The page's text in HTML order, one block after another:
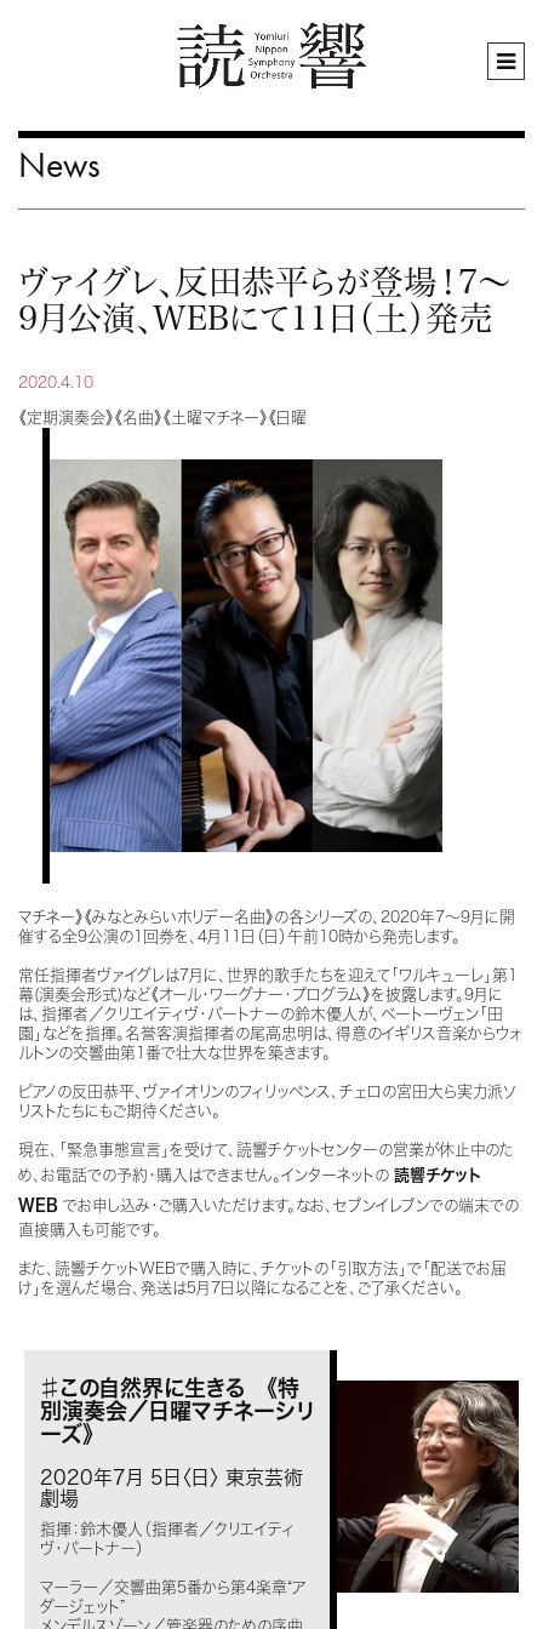
News
ヴァイグレ、反田恭平らが登場！7～
9月公演、WEBにて11日（土）発売
2020.4.10
《定期演奏会》《名曲》《土曜マチネー》《日曜
マチネー》《みなとみらいホリデー名曲》の各シリーズの、2020年7～9月に開
催する全9公演の1回券を、4月11日（日）午前10時から発売します。
常任指揮者ヴァイグレは7月に、世界的歌手たちを迎えて「ワルキューレ」第1
幕(演奏会形式)など《オール・ワーグナー・プログラム》を披露します。9月に
は、指揮者／クリエイティヴ・パートナーの鈴木優人が、ベートーヴェン「田
園」などを指揮。名誉客演指揮者の尾高忠明は、得意のイギリス音楽からウォ
ルトンの交響曲第1番で壮大な世界を築きます。
ピアノの反田恭平、ヴァイオリンのフィリッペンス、チェロの宮田大ら実力派ソ
リストたちにもご期待ください。
現在、「緊急事態宣言」を受けて、読響チケットセンターの営業が休止中のた
め、お電話での予約・購入はできません。インターネットの 読響チケット
WEB でお申し込み・ご購入いただけます。なお、セブンイレブンでの端末での
直接購入も可能です。
また、読響チケットWEBで購入時に、チケットの「引取方法」で「配送でお届
け」を選んだ場合、発送は5月7日以降になることを、ご了承ください。
♯この自然界に生きる 《特
別演奏会／日曜マチネーシリ
ーズ》
2020年7月 5日〈日〉 東京芸術
劇場
指揮：鈴木優人（指揮者／クリエイティ
ヴ・パートナー）
マーラー／交響曲第5番から第4楽章“ア
ダージェット”
メンデルスゾーン／管楽器のための序曲